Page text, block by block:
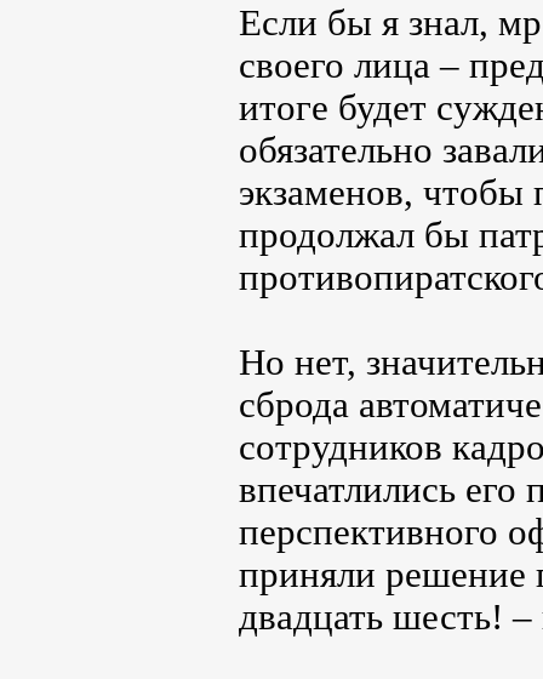
Если бы я знал,
своего лица –
итоге будет
обязательно
экзаменов, чтобы
продолжал бы
Но нет,
сброда
сотрудников
впечатлились
перспективного
приняли решение
двадцать шесть!